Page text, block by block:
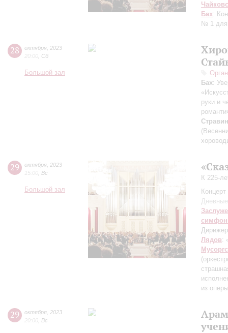
Бах:
№ 1 для
28 октября 2023
20:00 Сб
Большой зал
Бах:
руки и
29 октября 2023
15:00 Вс
Большой зал
К 225-
Лядов:
из
29 октября 2023
20:00 Вс